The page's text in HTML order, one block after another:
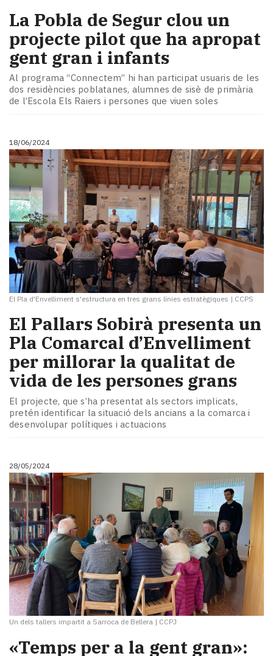
La Pobla de Segur clou un
projecte pilot que ha apropat
gent gran i infants
Al programa “Connectem” hi han participat usuaris de les
dos residències poblatanes, alumnes de sisè de primària
de l’Escola Els Raiers i persones que viuen soles
18/06/2024
El Pla d'Envelliment s'estructura en tres grans línies estratègiques | CCPS
El Pallars Sobirà presenta un
Pla Comarcal d’Envelliment
per millorar la qualitat de
vida de les persones grans
El projecte, que s’ha presentat als sectors implicats,
pretén identificar la situació dels ancians a la comarca i
desenvolupar polítiques i actuacions
28/05/2024
Un dels tallers impartit a Sarroca de Bellera | CCPJ
«Temps per a la gent gran»: